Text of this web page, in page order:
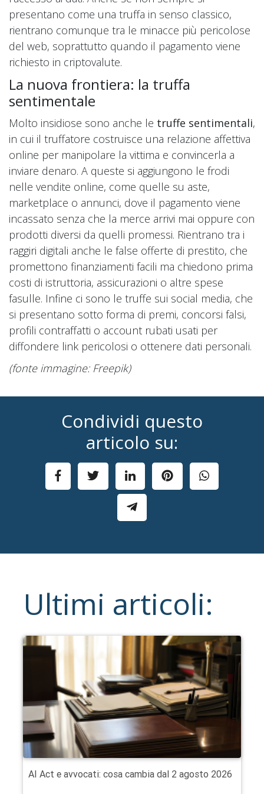
presentano come una truffa in senso classico,
rientrano comunque tra le minacce più pericolose
del web, soprattutto quando il pagamento viene
richiesto in criptovalute.
La nuova frontiera: la truffa
sentimentale
Molto insidiose sono anche le truffe sentimentali,
in cui il truffatore costruisce una relazione affettiva
online per manipolare la vittima e convincerla a
inviare denaro. A queste si aggiungono le frodi
nelle vendite online, come quelle su aste,
marketplace o annunci, dove il pagamento viene
incassato senza che la merce arrivi mai oppure con
prodotti diversi da quelli promessi. Rientrano tra i
raggiri digitali anche le false offerte di prestito, che
promettono finanziamenti facili ma chiedono prima
costi di istruttoria, assicurazioni o altre spese
fasulle. Infine ci sono le truffe sui social media, che
si presentano sotto forma di premi, concorsi falsi,
profili contraffatti o account rubati usati per
diffondere link pericolosi o ottenere dati personali.
(fonte immagine: Freepik)
Condividi questo
articolo su:
Ultimi articoli:
AI Act e avvocati: cosa cambia dal 2 agosto 2026